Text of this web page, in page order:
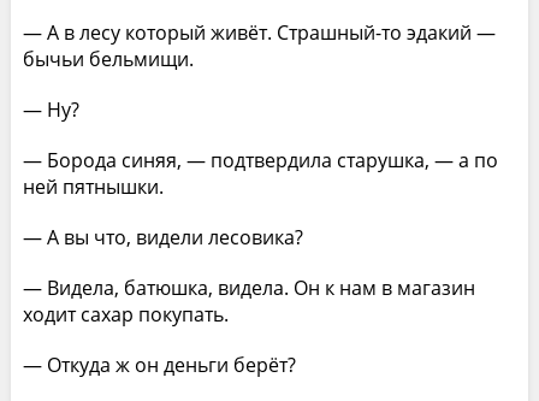
— А в лесу который живёт. Страшный-то эдакий —
бычьи бельмищи.
— Ну?
— Борода синяя, — подтвердила старушка, — а по
ней пятнышки.
— А вы что, видели лесовика?
— Видела, батюшка, видела. Он к нам в магазин
ходит сахар покупать.
— Откуда ж он деньги берёт?